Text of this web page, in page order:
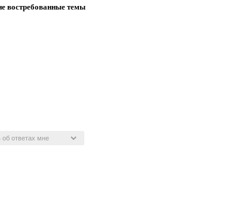
востребованные темы